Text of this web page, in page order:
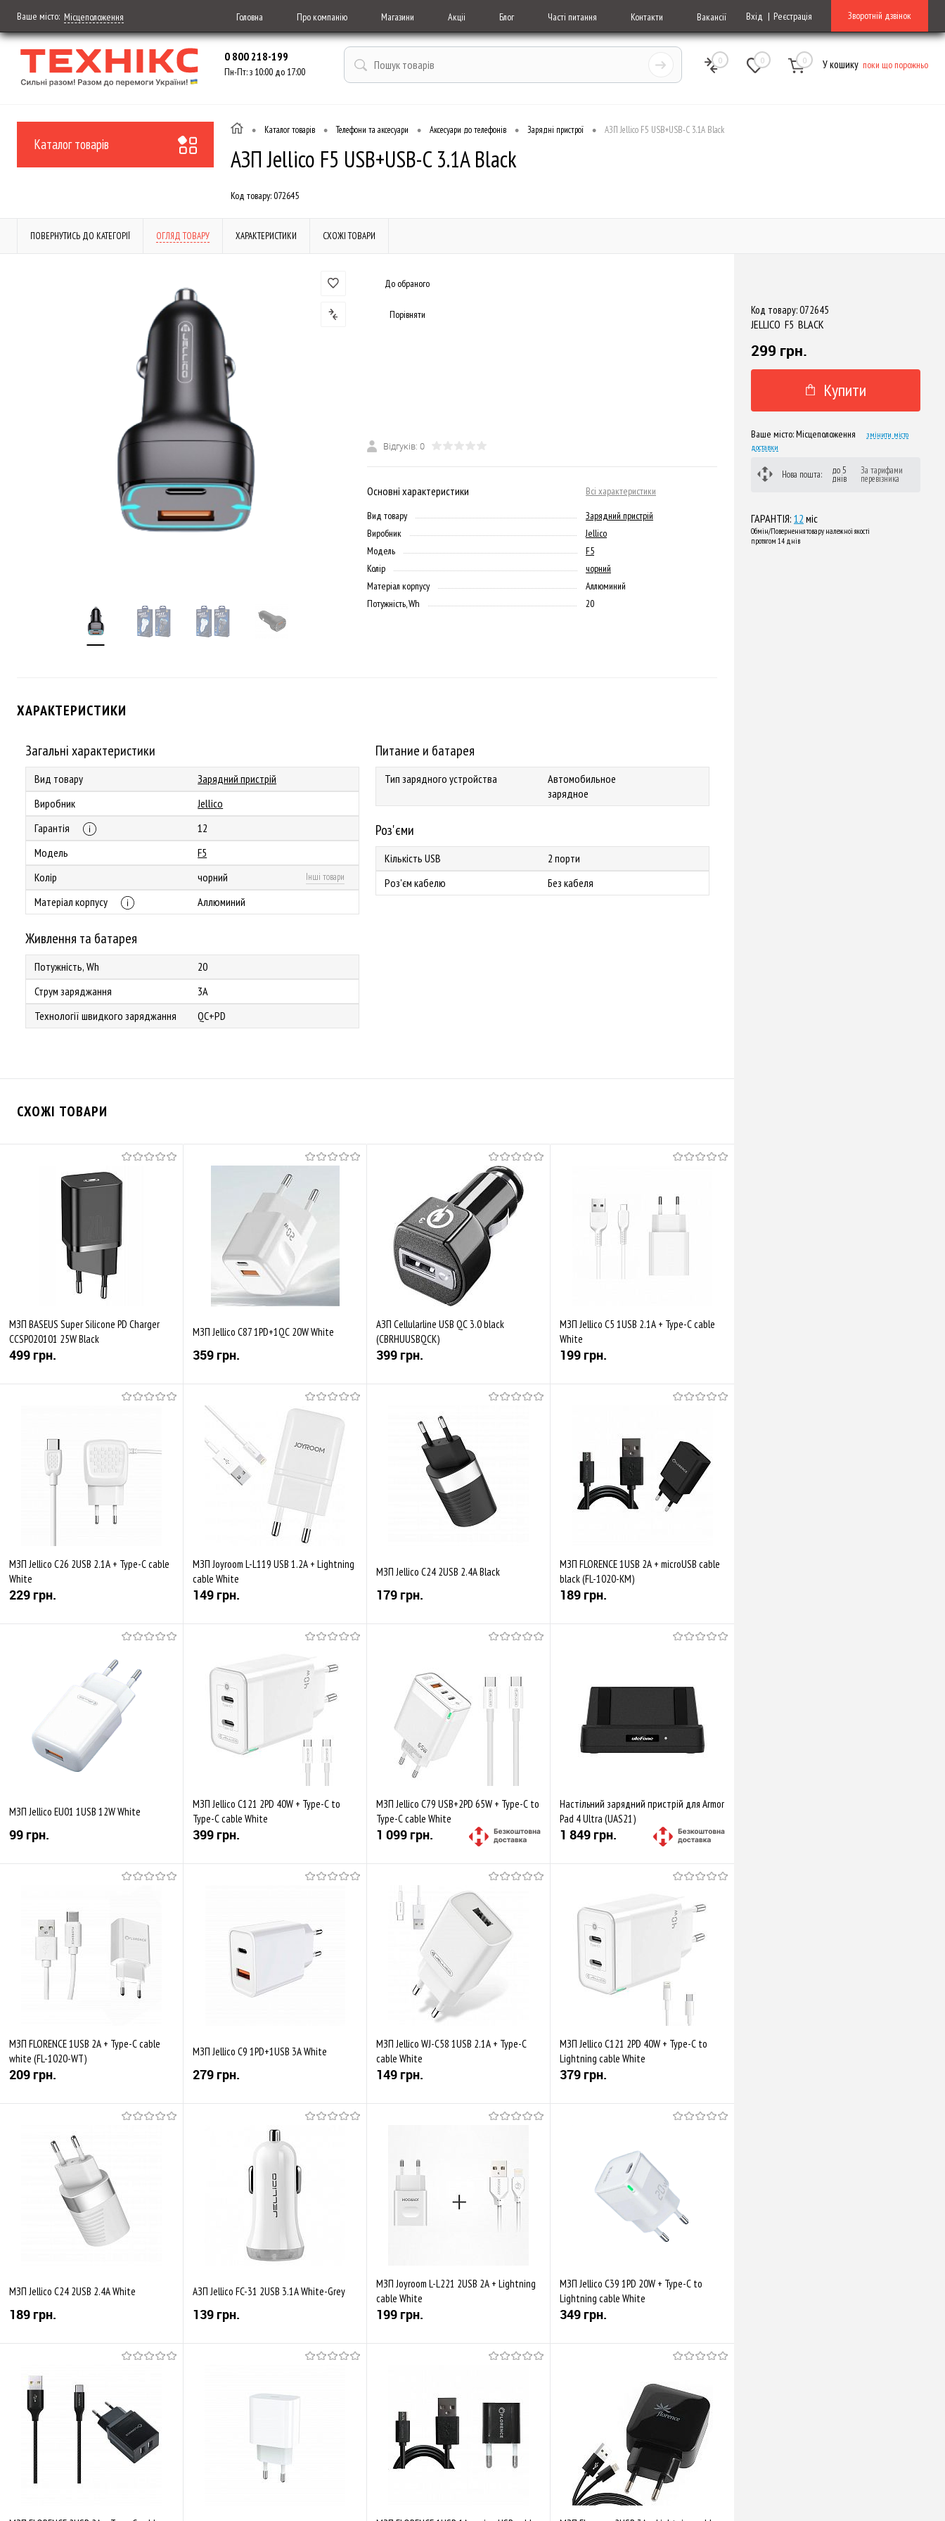
Ваше місто: Місцеположення Головна Про компанію Магазини Акціі Блог Часті питання Контакти Вакансії Вхід Реєстрація Зворотній дзвінок
0 800 218-199
Пн-Пт: з 10:00 до 17:00
0 0 0 У кошику поки що порожньо
Каталог товарів
• Каталог товарів • Телефони та аксесуари • Аксесуари до телефонів • Зарядні пристрої • АЗП Jellico F5 USB+USB-C 3.1A Black
АЗП Jellico F5 USB+USB-C 3.1A Black
Код товару:072645
ПОВЕРНУТИСЬ ДО КАТЕГОРІЇ ОГЛЯД ТОВАРУ ХАРАКТЕРИСТИКИ СХОЖІ ТОВАРИ
До обраного
Порівняти
Відгуків: 0
Основні характеристики
Всі характеристики
Вид товару
Зарядний пристрій
Виробник
Jellico
Модель
F5
Колір
чорний
Матеріал корпусу
Аллюминий
Потужність, Wh
20
ХАРАКТЕРИСТИКИ
Загальні характеристики
Вид товару
Зарядний пристрій
Виробник
Jellico
Гарантія
12
Модель
F5
Колір
чорний Інші товари
Матеріал корпусу Аллюминий
Живлення та батарея
Потужність, Wh
20
Струм заряджання
3A
Технології швидкого заряджання
QC+PD
Питание и батарея
Тип зарядного устройства
Автомобильное
зарядное
Роз'єми
Кількість USB
2 порти
Роз'єм кабелю
Без кабеля
СХОЖІ ТОВАРИ
МЗП BASEUS Super Silicone PD Charger
CCSP020101 25W Black
499 грн.
До обраного
Порівняти
В наявності
МЗП Jellico C87 1PD+1QC 20W White
359 грн.
Купити
До обраного
Порівняти
В наявності
АЗП Cellularline USB QC 3.0 black
(CBRHUUSBQCK)
399 грн.
До обраного
Закінчується
МЗП Jellico C5 1USB 2.1A + Type-C cable
White
199 грн.
Порівняти
В наявності
МЗП Jellico C26 2USB 2.1A + Type-C cable
White
229 грн.
Порівняти
МЗП Joyroom L-L119 USB 1.2A + Lightning
cable White
149 грн.
До обраного
Порівняти
Закінчується
МЗП Jellico C24 2USB 2.4A Black
179 грн.
До обраного
Порівняти
Закінчується
МЗП FLORENCE 1USB 2A + microUSB cable
black (FL-1020-KM)
189 грн.
Закінчується
МЗП Jellico EU01 1USB 12W White
99 грн.
До обраного
Порівняти
В наявності
МЗП Jellico C121 2PD 40W + Type-C to
Type-C cable White
399 грн.
До обраного
Порівняти
В наявності
МЗП Jellico C79 USB+2PD 65W + Type-C to
Type-C cable White
1 099 грн.
До обраного
Порівняти
Закінчується
Настільний зарядний пристрій для Armor
Pad 4 Ultra (UAS21)
1 849 грн.
До обраного
Порівняти
Закінчується
МЗП FLORENCE 1USB 2A + Type-C cable
white (FL-1020-WT)
209 грн.
До обраного
Закінчується
МЗП Jellico C9 1PD+1USB 3A White
279 грн.
Купити
МЗП Jellico WJ-C58 1USB 2.1A + Type-C
cable White
149 грн.
До обраного
Порівняти
МЗП Jellico C121 2PD 40W + Type-C to
Lightning cable White
379 грн.
До обраного
В наявності
МЗП Jellico C24 2USB 2.4A White
189 грн.
До обраного
В наявності
АЗП Jellico FC-31 2USB 3.1A White-Grey
139 грн.
Порівняти
МЗП Joyroom L-L221 2USB 2A + Lightning
cable White
199 грн.
Порівняти
Закінчується
МЗП Jellico C39 1PD 20W + Type-C to
Lightning cable White
349 грн.
Порівняти
Код товару: 072645
JELLICO F5 BLACK
299 грн.
Купити
Ваше місто:Місцеположення
змінити місто
доставки
Нова пошта: до 5
днів
За тарифами
перевізника
ГАРАНТІЯ: 12 міс
Обмін/Повернення товару належної якості
протягом 14 днів